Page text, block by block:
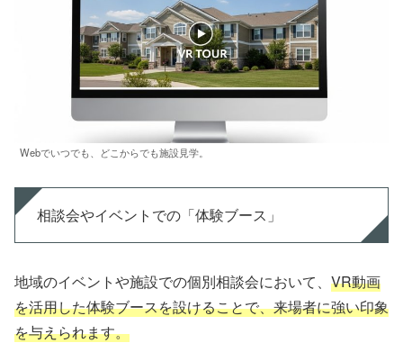
Webでいつでも、どこからでも施設見学。
相談会やイベントでの「体験ブース」
地域のイベントや施設での個別相談会において、 VR動画
を活用した体験ブースを設けることで、来場者に強い印象
を与えられます。